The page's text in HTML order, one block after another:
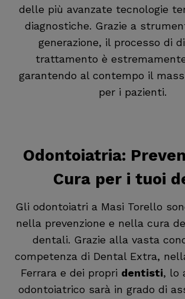
delle più avanzate tecnologie
diagnostiche. Grazie a
generazione, il processo di
trattamento è
garantendo al contempo il
per i pazienti.
Odontoiatria:
Cura per i tuoi
Gli odontoiatri a Masi Torello
nella prevenzione e nella cura
dentali. Grazie alla vasta
competenza di Dental Extra,
Ferrara e dei propri dentisti, lo
odontoiatrico sarà in grado di